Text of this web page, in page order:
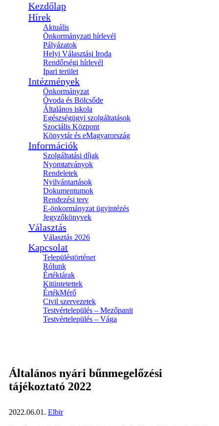
Kezdőlap
Hírek
Aktuális
Önkormányzati hírlevél
Pályázatok
Helyi Választási Iroda
Rendőrségi hírlevél
Ipari terület
Intézmények
Önkormányzat
Óvoda és Bölcsőde
Általános iskola
Egészségügyi szolgáltatások
Szociális Központ
Könyvtár és eMagyarország
Információk
Szolgáltatási díjak
Nyomtatványok
Rendeletek
Nyilvántartások
Dokumentumok
Rendezési terv
E-önkormányzat ügyintézés
Jegyzőkönyvek
Választás
Választás 2026
Kapcsolat
Településtörténet
Rólunk
Értéktárak
Kitüntetettek
ÉrtékMérő
Civil szervezetek
Testvértelepülés – Mezőpanit
Testvértelepülés – Vága
Általános nyári bűnmegelőzési
tájékoztató 2022
2022.06.01. Elbir